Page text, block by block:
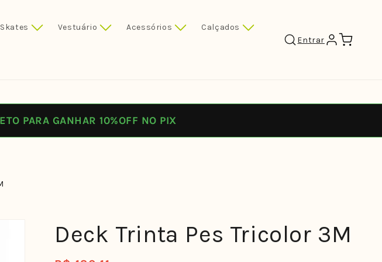
Skates Vestuário Acessórios Calçados
Entrar Carrinho
PARA GANHAR 10%OFF NO PIX
Deck Trinta Pes Tricolor 3M